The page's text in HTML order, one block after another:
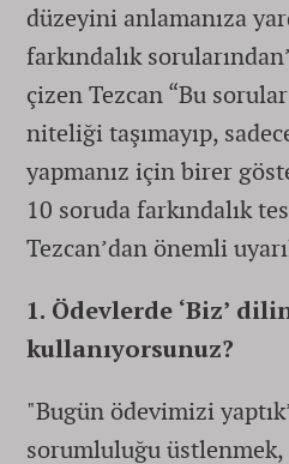
düzeyini anlamanıza
farkındalık
çizen Tezcan “Bu
niteliği taşımayıp,
yapmanız için birer
10 soruda farkındalık
Tezcan’dan önemli
1. Ödevlerde ‘Biz’
kullanıyorsunuz?
"Bugün ödevimizi
sorumluluğu